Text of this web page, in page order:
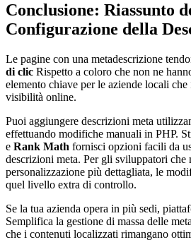
Conclusione: Riassunto
Configurazione della
Le pagine con una metadescrizione
di clic Rispetto a coloro che non ne
elemento chiave per le aziende locali
visibilità online.
Puoi aggiungere descrizioni meta
effettuando modifiche manuali in PHP.
e Rank Math fornisci opzioni facili da
descrizioni meta. Per gli sviluppatori che
personalizzazione più dettagliata, le
quel livello extra di controllo.
Se la tua azienda opera in più sedi,
Semplifica la gestione di massa delle
che i contenuti localizzati rimangano